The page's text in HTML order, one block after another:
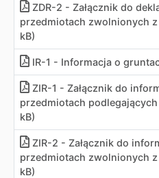
ZDR-2 - Załącznik do
przedmiotach zwolnionych
kB)
IR-1 - Informacja o
ZIR-1 - Załącznik do
przedmiotach
kB)
ZIR-2 - Załącznik do
przedmiotach zwolnionych
kB)